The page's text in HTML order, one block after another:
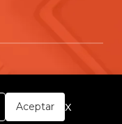
Aceptar x